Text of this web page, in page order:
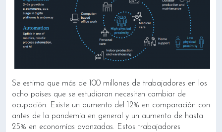
Se estima que más de 100 millones de trabajadores en los
ocho países que se estudiaran necesiten cambiar de
ocupación. Existe un aumento del 12% en comparación con
antes de la pandemia en general y un aumento de hasta
25% en economías avanzadas. Estos trabajadores